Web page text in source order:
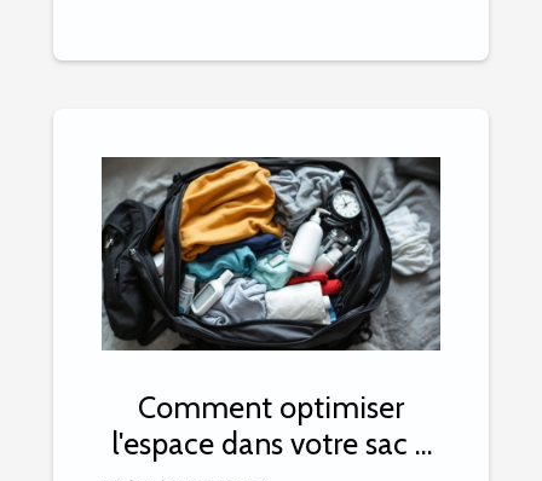
Comment optimiser
l'espace dans votre sac à